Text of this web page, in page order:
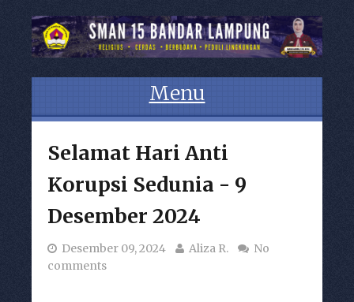
Menu
Selamat Hari Anti
Korupsi Sedunia - 9
Desember 2024
Desember 09, 2024 Aliza R.
No
comments